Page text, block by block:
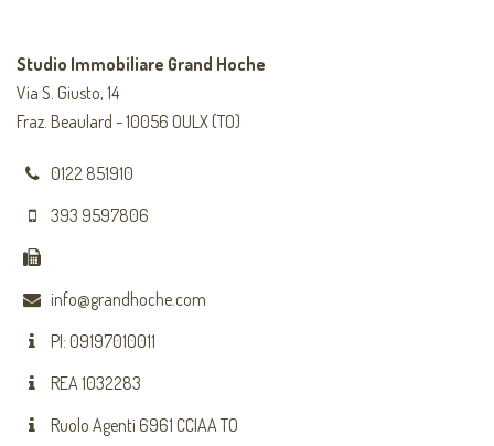
Studio Immobiliare Grand Hoche
Via S. Giusto, 14
Fraz. Beaulard - 10056 OULX (TO)
0122 851910
393 9597806
info@grandhoche.com
PI: 09197010011
REA 1032283
Ruolo Agenti 6961 CCIAA TO